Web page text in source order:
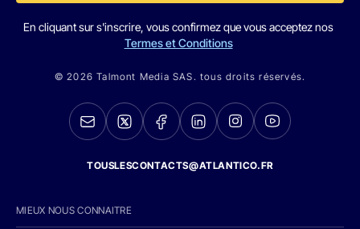
En cliquant sur s'inscrire, vous confirmez que vous acceptez nos
Termes et Conditions
© 2026 Talmont Media SAS. tous droits réservés.
TOUSLESCONTACTS@ATLANTICO.FR
MIEUX NOUS CONNAITRE